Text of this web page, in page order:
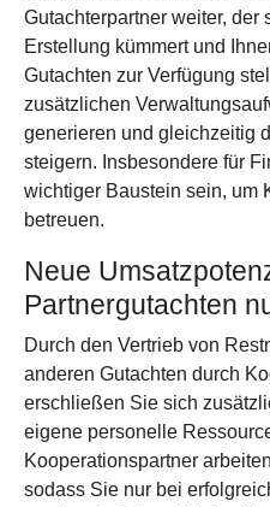
Gutachterpartner weiter, der
Erstellung kümmert und
Gutachten zur Verfügung
zusätzlichen
generieren und gleichzeitig
steigern. Insbesondere für
wichtiger Baustein sein, um
betreuen.
Neue
Partnergutachten
Durch den Vertrieb von
anderen Gutachten durch
erschließen Sie sich
eigene personelle
Kooperationspartner
sodass Sie nur bei